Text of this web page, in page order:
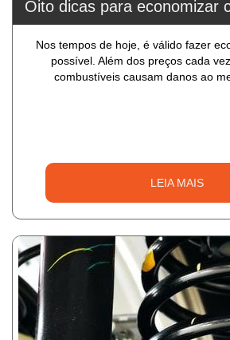
Oito dicas para economizar
Nos tempos de hoje, é válido fazer
possível. Além dos preços cada
combustíveis causam danos ao
LEIA MAIS